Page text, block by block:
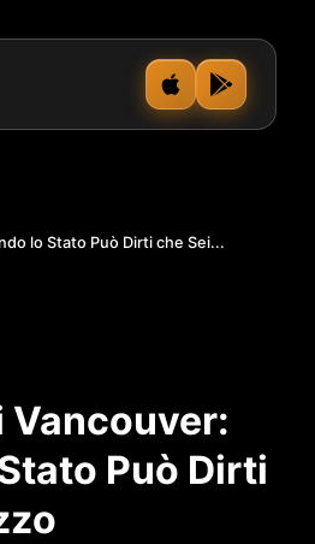
lo Stato Può Dirti che Sei...
Vancouver:
Può Dirti